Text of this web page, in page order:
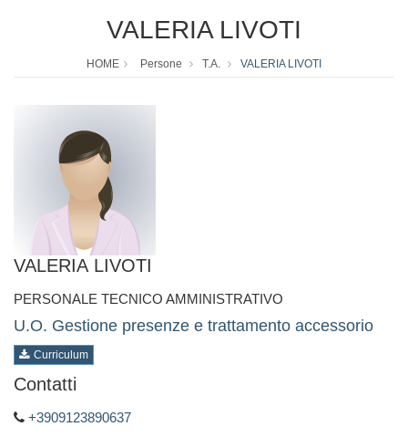
VALERIA LIVOTI
HOME Persone T.A. VALERIA LIVOTI
VALERIA LIVOTI
PERSONALE TECNICO AMMINISTRATIVO
U.O. Gestione presenze e trattamento accessorio
Curriculum
Contatti
+3909123890637